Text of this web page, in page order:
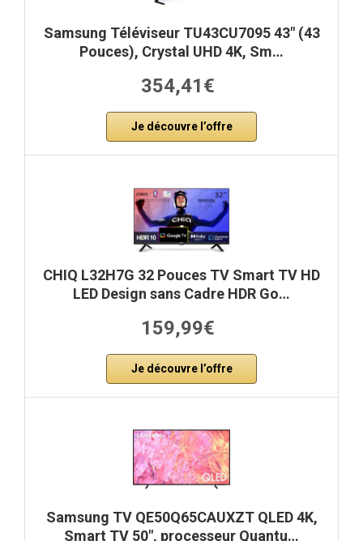
Samsung Téléviseur TU43CU7095 43″ (43
Pouces), Crystal UHD 4K, Sm…
354,41€
Je découvre l’offre
CHIQ L32H7G 32 Pouces TV Smart TV HD
LED Design sans Cadre HDR Go…
159,99€
Je découvre l’offre
Samsung TV QE50Q65CAUXZT QLED 4K,
Smart TV 50″, processeur Quantu…